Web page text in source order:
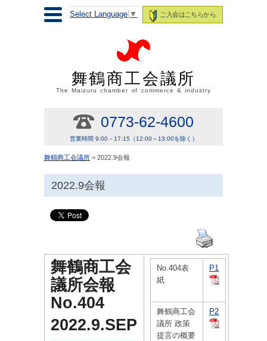
ご入会はこちらから
Select Language ▼
舞鶴商工会議所
The Maizuru chamber of commerce & industry
0773-62-4600
営業時間 9:00－17:15（12:00～13:00を除く）
舞鶴商工会議所 > 2022.9会報
2022.9会報
舞鶴商工会
議所会報
No.404
2022.9.SEP
No.404表
紙
P1
舞鶴商工会
議所 政策
提言の概要
P2